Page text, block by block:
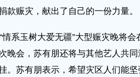
款赈灾，献出了自己的一份力量。
系玉树大爱无疆”大型赈灾晚将
晚会，苏有朋还将与其他艺人共
。苏有朋表示，希望灾区人们能